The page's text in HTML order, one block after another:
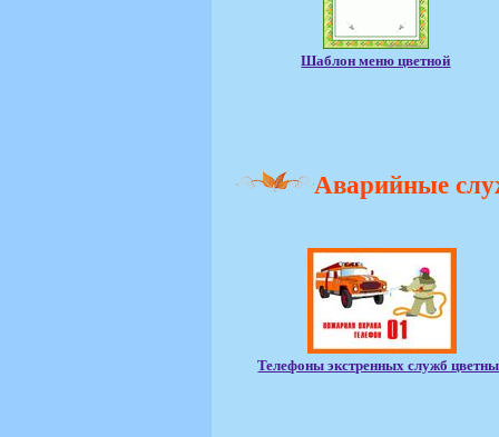
Шаблон меню цветной
Аварийные
Телефоны экстренных служб